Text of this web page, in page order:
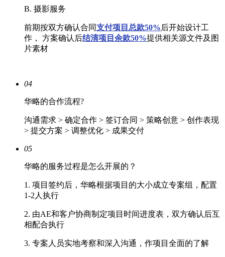
B. 摄影服务
前期按双方确认合同支付项目总款50%后开始设计工
作， 方案确认后结清项目余款50%提供相关源文件及图
片素材
04
华略的合作流程?
沟通需求 > 确定合作 > 签订合同 > 策略创意 > 创作表现
> 提交方案 > 调整优化 > 成果交付
05
华略的服务过程是怎么开展的？
1. 项目签约后，华略根据项目的大小成立专案组，配置
1-2人执行
2. 由AE和客户协商制定项目时间进度表，双方确认后互
相配合执行
3. 专案人员实地考察和深入沟通，作项目全面的了解